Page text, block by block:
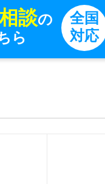
談の
ら
全国
対応